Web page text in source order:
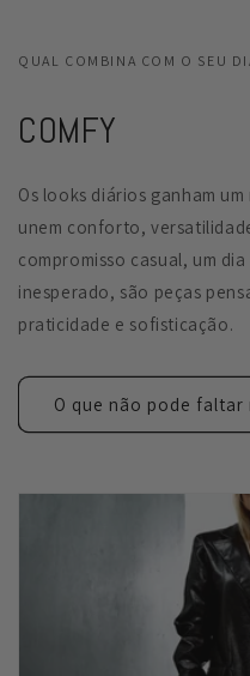
QUAL COMBINA COM O SEU
COMFY
Os looks diários ganham
unem conforto,
compromisso casual, um
inesperado, são peças
praticidade e sofisticação.
O que não pode faltar